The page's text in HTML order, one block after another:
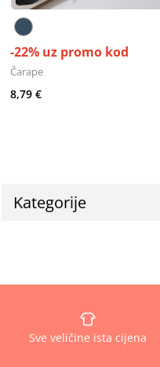
Kategorije
-22% uz promo kod
Čarape
8,79 €
Sve veličine ista cijena